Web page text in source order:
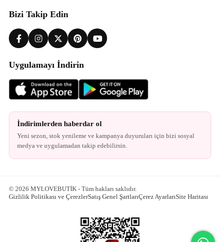
Bizi Takip Edin
Uygulamayı İndirin
İndirimlerden haberdar ol
Yeni sezon, stok yenileme ve kampanya duyuruları için bizi sosyal
medya ve uygulamadan takip edebilirsin.
© 2026 MYLOVEBUTİK - Tüm hakları saklıdır.
Gizlilik Politikası ve ÇerezlerSatış Genel ŞartlarıÇerez AyarlarıSite Haritası